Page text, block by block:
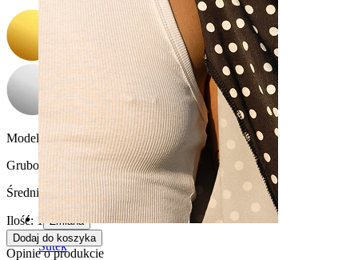
Sutek
Model:Luźne dopasowanie
Grubość gwintu:1 mm
Średnica:
12 mm
Ilość: 1 Zmiana
Dodaj do koszyka
Opinie o produkcie